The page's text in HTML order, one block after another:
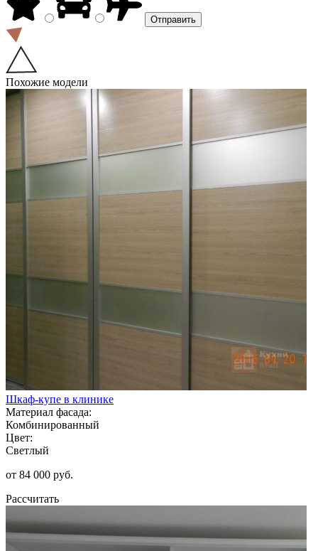
Похожие модели
Шкаф-купе в клинике
Материал фасада:
Комбинированный
Цвет:
Светлый
от 84 000 руб.
Рассчитать